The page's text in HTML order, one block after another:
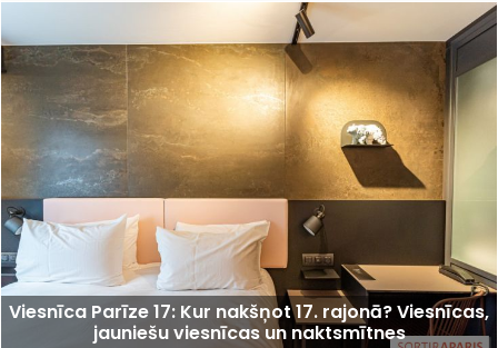
Viesnīca Parīze 17: Kur nakšņot 17. rajonā? Viesnīcas,
jauniešu viesnīcas un naktsmītnes